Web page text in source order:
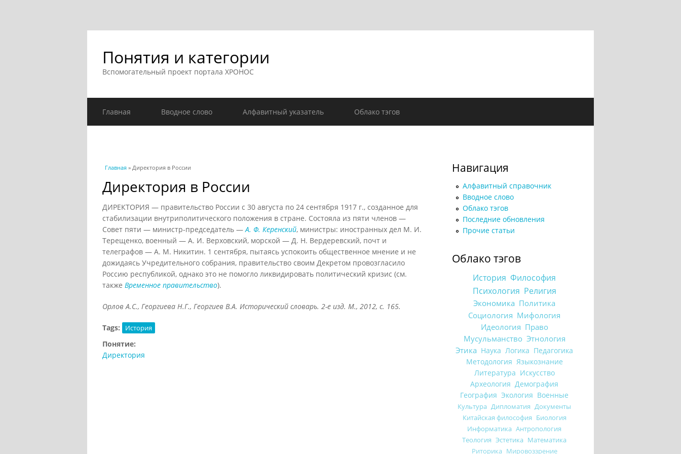
Понятия и категории
Вспомогательный проект портала ХРОНОС
Главная Вводное слово Алфавитный указатель Облако тэгов
Вы здесь
Главная » Директория в России
Директория в России
ДИРЕКТОРИЯ — правительство России с 30 августа по 24 сентября 1917 г., созданное для
стабилизации внутриполитического положения в стране. Состояла из пяти членов —
Совет пяти — министр-председатель —А. Ф. Керенский, министры: иностранных дел М. И.
Терещенко, военный — А. И. Верховский, морской — Д. Н. Вердеревский, почт и
телеграфов — А. М. Никитин. 1 сентября, пытаясь успокоить общественное мнение и не
дожидаясь Учредительного собрания, правительство своим Декретом провозгласило
Россию республикой, однако это не помогло ликвидировать политический кризис (см.
также Временное правительство).
Орлов А.С., Георгиева Н.Г., Георгиев В.А. Исторический словарь. 2-е изд. М., 2012, с. 165.
Tags: История
Понятие:
Директория
Навигация
Алфавитный справочник
Вводное слово
Облако тэгов
Последние обновления
Прочие статьи
Облако тэгов
История Философия
Психология Религия
Экономика Политика
Социология Мифология
Идеология Право
Мусульманство Этнология
Этика Наука Логика Педагогика
Методология Языкознание
Литература Искусство
Археология Демография
География Экология Военные
Культура Дипломатия Документы
Китайская философия Биология
Информатика Антропология
Теология Эстетика Математика
Риторика Мировоззрение